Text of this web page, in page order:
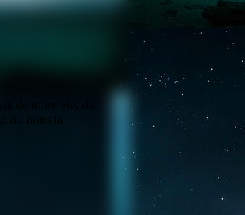
de notre vie, du
ou nous la